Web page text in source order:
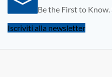
Be the First to
Iscriviti alla newsletter